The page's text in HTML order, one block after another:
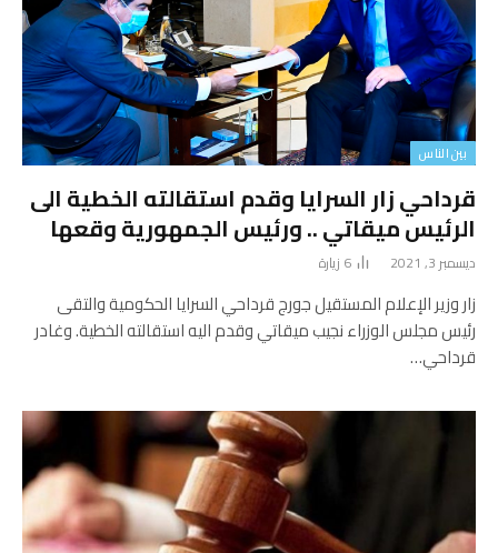
بين الناس
قرداحي زار السرايا وقدم استقالته الخطية الى
الرئيس ميقاتي .. ورئيس الجمهورية وقعها
ديسمبر 3, 2021 6 زيارة
زار وزير الإعلام المستقيل جورج قرداحي السرايا الحكومية والتقى
رئيس مجلس الوزراء نجيب ميقاتي وقدم اليه استقالته الخطية. وغادر
قرداحي…